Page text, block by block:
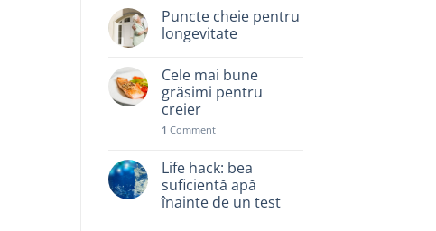
Puncte cheie pentru
longevitate
Cele mai bune
grăsimi pentru
creier
1 Comment
Life hack: bea
suficientă apă
înainte de un test